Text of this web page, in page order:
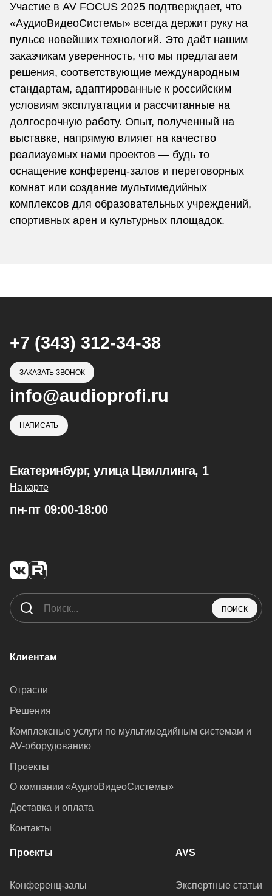
Участие в AV FOCUS 2025 подтверждает, что
«АудиоВидеоСистемы» всегда держит руку на
пульсе новейших технологий. Это даёт нашим
заказчикам уверенность, что мы предлагаем
решения, соответствующие международным
стандартам, адаптированные к российским
условиям эксплуатации и рассчитанные на
долгосрочную работу. Опыт, полученный на
выставке, напрямую влияет на качество
реализуемых нами проектов — будь то
оснащение конференц-залов и переговорных
комнат или создание мультимедийных
комплексов для образовательных учреждений,
спортивных арен и культурных площадок.
+7 (343) 312-34-38
ЗАКАЗАТЬ ЗВОНОК
info@audioprofi.ru
НАПИСАТЬ
Екатеринбург, улица Цвиллинга, 1
На карте
пн-пт 09:00-18:00
ПОИСК
Клиентам
Отрасли
Решения
Комплексные услуги по мультимедийным системам и
AV-оборудованию
Проекты
О компании «АудиоВидеоСистемы»
Доставка и оплата
Контакты
Проекты
Конференц-залы
AVS
Экспертные статьи